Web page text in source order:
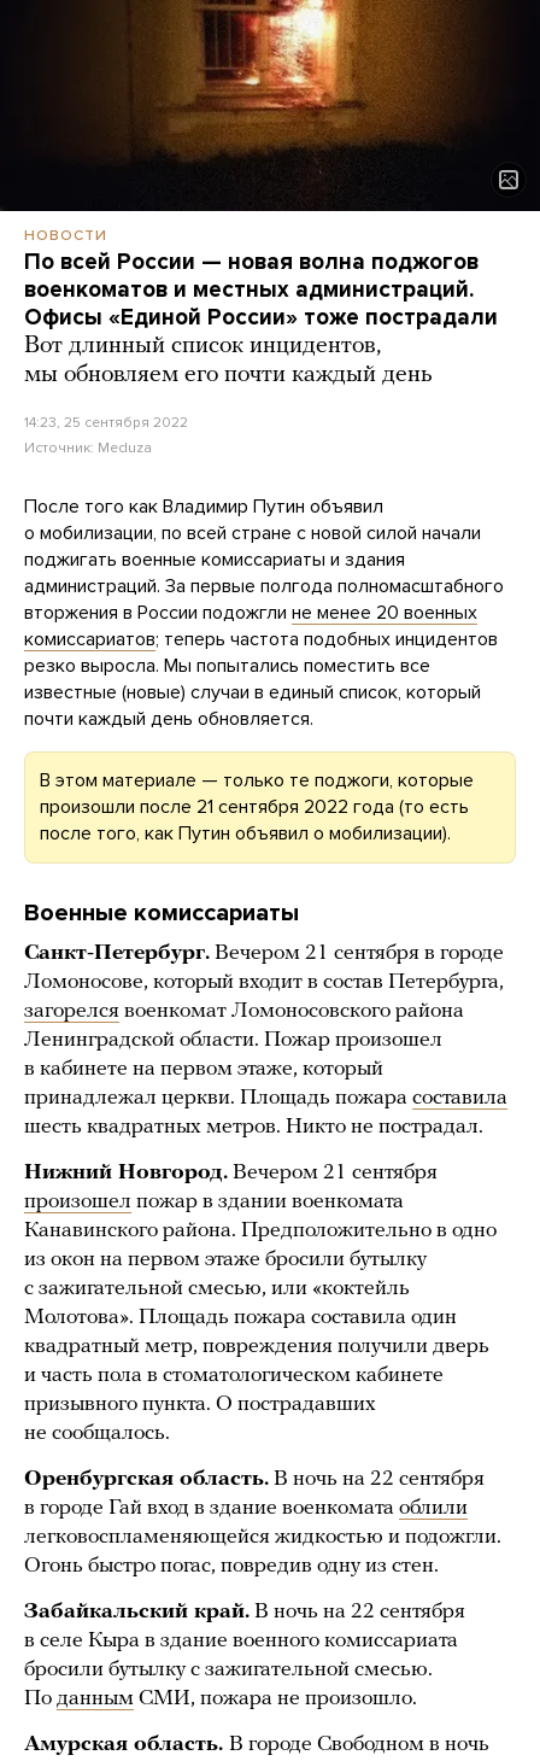
НОВОСТИ
По всей России — новая волна поджогов
военкоматов и местных администраций.
Офисы «Единой России» тоже пострадали
Вот длинный список инцидентов,
мы обновляем его почти каждый день
14:23, 25 сентября 2022
Источник: Meduza
После того как Владимир Путин объявил
о мобилизации, по всей стране с новой силой начали
поджигать военные комиссариаты и здания
администраций. За первые полгода полномасштабного
вторжения в России подожгли не менее 20 военных
комиссариатов; теперь частота подобных инцидентов
резко выросла. Мы попытались поместить все
известные (новые) случаи в единый список, который
почти каждый день обновляется.
В этом материале — только те поджоги, которые
произошли после 21 сентября 2022 года (то есть
после того, как Путин объявил о мобилизации).
Военные комиссариаты
Санкт-Петербург. Вечером 21 сентября в городе
Ломоносове, который входит в состав Петербурга,
загорелся военкомат Ломоносовского района
Ленинградской области. Пожар произошел
в кабинете на первом этаже, который
принадлежал церкви. Площадь пожара составила
шесть квадратных метров. Никто не пострадал.
Нижний Новгород. Вечером 21 сентября
произошел пожар в здании военкомата
Канавинского района. Предположительно в одно
из окон на первом этаже бросили бутылку
с зажигательной смесью, или «коктейль
Молотова». Площадь пожара составила один
квадратный метр, повреждения получили дверь
и часть пола в стоматологическом кабинете
призывного пункта. О пострадавших
не сообщалось.
Оренбургская область. В ночь на 22 сентября
в городе Гай вход в здание военкомата облили
легковоспламеняющейся жидкостью и подожгли.
Огонь быстро погас, повредив одну из стен.
Забайкальский край. В ночь на 22 сентября
в селе Кыра в здание военного комиссариата
бросили бутылку с зажигательной смесью.
По данным СМИ, пожара не произошло.
Амурская область. В городе Свободном в ночь